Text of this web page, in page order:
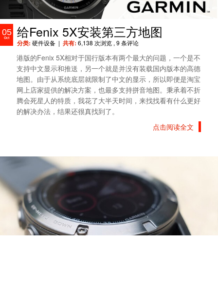
05
Oct 给Fenix 5X安装第三方地图
分类: 硬件设备 | 共有: 6,138 次浏览 , 9 条评论
港版的Fenix 5X相对于国行版本有两个最大的问题，一个是不
支持中文显示和推送，另一个就是并没有装载国内版本的高德
地图。由于从系统底层就限制了中文的显示，所以即便是淘宝
网上店家提供的解决方案，也最多支持拼音地图。秉承着不折
腾会死星人的特质，我花了大半天时间，来找找看有什么更好
的解决办法，结果还很真找到了。
点击阅读全文